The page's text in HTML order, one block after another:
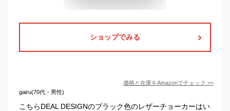
ショップでみる
価格と在庫をAmazonでチェック >>
gairu(70代・男性)
こちらDEAL DESIGNのブラック色のレザーチョーカーはい